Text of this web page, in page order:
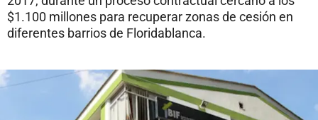
$1.100 millones para recuperar zonas de cesión en
diferentes barrios de Floridablanca.